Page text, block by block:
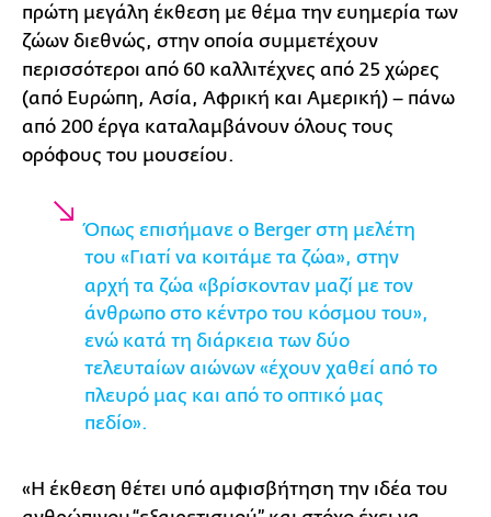
πρώτη μεγάλη έκθεση με θέμα την ευημερία των
ζώων διεθνώς, στην οποία συμμετέχουν
περισσότεροι από 60 καλλιτέχνες από 25 χώρες
(από Ευρώπη, Ασία, Αφρική και Αμερική) – πάνω
από 200 έργα καταλαμβάνουν όλους τους
ορόφους του μουσείου.
Όπως επισήμανε ο Berger στη μελέτη
του «Γιατί να κοιτάμε τα ζώα», στην
αρχή τα ζώα «βρίσκονταν μαζί με τον
άνθρωπο στο κέντρο του κόσμου του»,
ενώ κατά τη διάρκεια των δύο
τελευταίων αιώνων «έχουν χαθεί από το
πλευρό μας και από το οπτικό μας
πεδίο».
«Η έκθεση θέτει υπό αμφισβήτηση την ιδέα του